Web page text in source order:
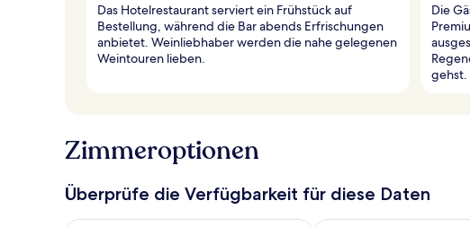
Das Hotelrestaurant serviert ein Frühstück auf
Bestellung, während die Bar abends Erfrischungen
anbietet. Weinliebhaber werden die nahe gelegenen
Weintouren lieben.
Die
gehst.
Zimmeroptionen
Überprüfe die Verfügbarkeit für diese Daten